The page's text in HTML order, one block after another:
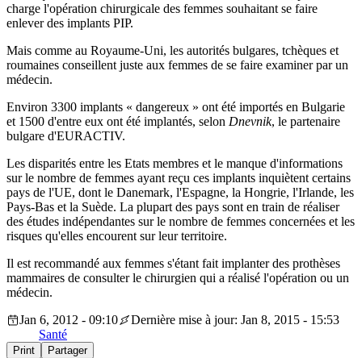
charge l'opération chirurgicale des femmes souhaitant se faire
enlever des implants PIP.
Mais comme au Royaume-Uni, les autorités bulgares, tchèques et
roumaines conseillent juste aux femmes de se faire examiner par un
médecin.
Environ 3300 implants « dangereux » ont été importés en Bulgarie
et 1500 d'entre eux ont été implantés, selon Dnevnik, le partenaire
bulgare d'EURACTIV.
Les disparités entre les Etats membres et le manque d'informations
sur le nombre de femmes ayant reçu ces implants inquiètent certains
pays de l'UE, dont le Danemark, l'Espagne, la Hongrie, l'Irlande, les
Pays-Bas et la Suède. La plupart des pays sont en train de réaliser
des études indépendantes sur le nombre de femmes concernées et les
risques qu'elles encourent sur leur territoire.
Il est recommandé aux femmes s'étant fait implanter des prothèses
mammaires de consulter le chirurgien qui a réalisé l'opération ou un
médecin.
Jan 6, 2012 - 09:10
Dernière mise à jour: Jan 8, 2015 - 15:53
Santé
Print Partager